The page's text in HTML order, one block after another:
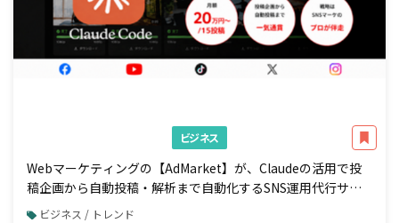
ビジネス
Webマーケティングの【AdMarket】が、Claudeの活用で投
稿企画から自動投稿・解析まで自動化するSNS運用代行サー
ビスの提供を開始
ビジネス / トレンド